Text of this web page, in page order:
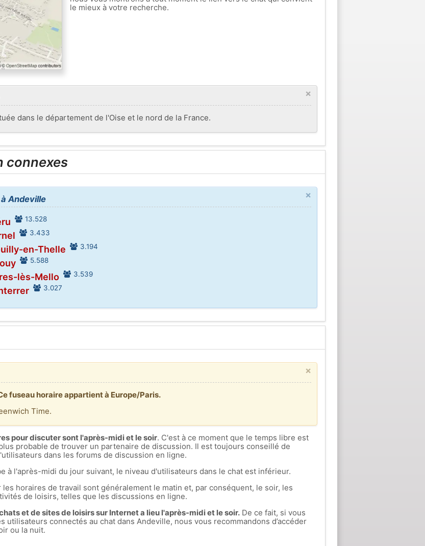
le mieux à votre recherche.
×
dans le département de l'Oise et le nord de la France.
connexes
×
Andeville
13.528
3.433
en-Thelle 3.194
5.588
lès-Mello 3.539
3.027
×
fuseau horaire appartient à Europe/Paris.
Time.
pour discuter sont l'après-midi et le soir. C'est à ce moment que le temps libre est
probable de trouver un partenaire de discussion. Il est toujours conseillé de
dans les forums de discussion en ligne.
à l'après-midi du jour suivant, le niveau d'utilisateurs dans le chat est inférieur.
horaires de travail sont généralement le matin et, par conséquent, le soir, les
de loisirs, telles que les discussions en ligne.
et de sites de loisirs sur Internet a lieu l'après-midi et le soir.De ce fait, si vous
utilisateurs connectés au chat dans Andeville, nous vous recommandons d’accéder
ou la nuit.